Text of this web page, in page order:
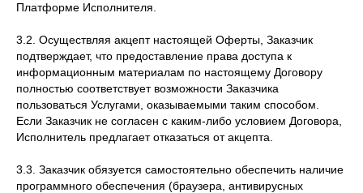
Платформе Исполнителя.
3.2. Осуществляя акцепт настоящей Оферты, Заказчик
подтверждает, что предоставление права доступа к
информационным материалам по настоящему Договору
полностью соответствует возможности Заказчика
пользоваться Услугами, оказываемыми таким способом.
Если Заказчик не согласен с каким-либо условием Договора,
Исполнитель предлагает отказаться от акцепта.
3.3. Заказчик обязуется самостоятельно обеспечить наличие
программного обеспечения (браузера, антивирусных